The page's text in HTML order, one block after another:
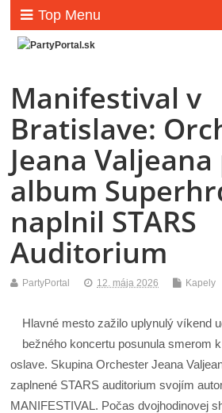
Top Menu
Manifestival v
Bratislave:
Jeana
album
naplnil STARS
Auditorium
PartyPortal 12. mája 2026 Kapely
Hlavné mesto zažilo uplynulý víkend
bežného koncertu posunula smerom
oslave. Skupina Orchester Jeana
zaplnené STARS auditorium svojím
MANIFESTIVAL. Počas dvojhodinovej